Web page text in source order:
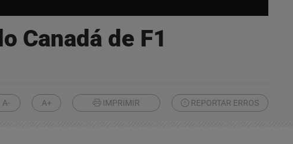
Canadá de F1
A- A+ IMPRIMIR REPORTAR ERROS